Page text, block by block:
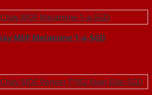
MDF Melamine 1-a-SGD